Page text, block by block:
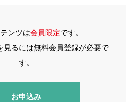
ンツは会員限定です。
見るには無料会員登録が必要で
す。
お申込み